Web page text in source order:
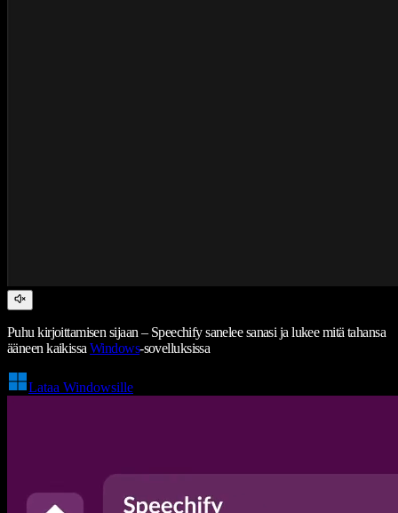
Puhu kirjoittamisen sijaan – Speechify sanelee sanasi ja lukee mitä tahansa
ääneen kaikissaWindows-sovelluksissa
Lataa Windowsille